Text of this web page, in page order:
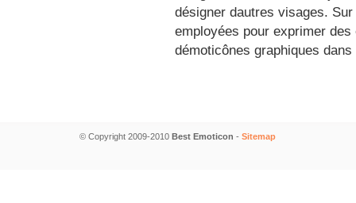
désigner dautres visages.
employées pour exprimer
démoticônes graphiques
© Copyright 2009-2010 Best Emoticon - Sitemap